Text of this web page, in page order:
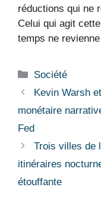
réductions qui ne
Celui qui agit
temps ne
Catégories
Société
Kevin Warsh
monétaire
Fed
Trois villes de
itinéraires
étouffante